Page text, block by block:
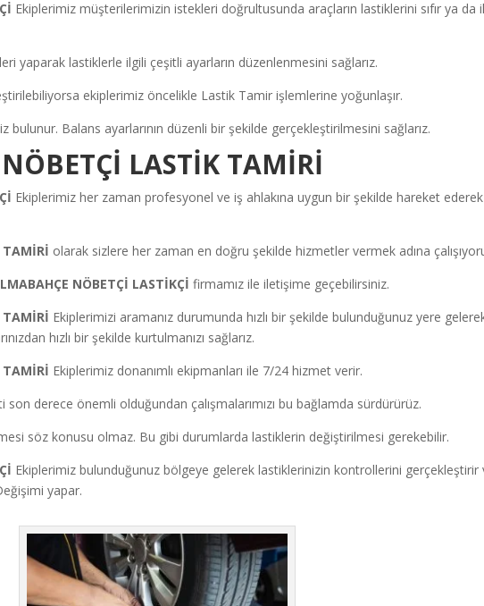
Ekiplerimiz müşterilerimizin istekleri doğrultusunda araçların lastiklerini sıfır ya da
yaparak lastiklerle ilgili çeşitli ayarların düzenlenmesini sağlarız.
ekiplerimiz öncelikle Lastik Tamir işlemlerine yoğunlaşır.
bulunur. Balans ayarlarının düzenli bir şekilde gerçekleştirilmesini sağlarız.
LASTİK TAMİRİ
Ekiplerimiz her zaman profesyonel ve iş ahlakına uygun bir şekilde hareket ederek
TAMİRİ olarak sizlere her zaman en doğru şekilde hizmetler vermek adına
NÖBETÇİ LASTİKÇİ firmamız ile iletişime geçebilirsiniz.
TAMİRİ Ekiplerimizi aramanız durumunda hızlı bir şekilde bulunduğunuz yere
hızlı bir şekilde kurtulmanızı sağlarız.
TAMİRİ Ekiplerimiz donanımlı ekipmanları ile 7/24 hizmet verir.
derece önemli olduğundan çalışmalarımızı bu bağlamda sürdürürüz.
söz konusu olmaz. Bu gibi durumlarda lastiklerin değiştirilmesi gerekebilir.
Ekiplerimiz bulunduğunuz bölgeye gelerek lastiklerinizin kontrollerini gerçekleştirir
yapar.